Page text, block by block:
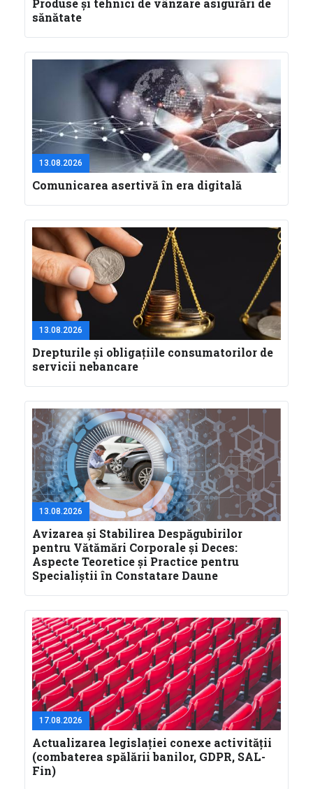
Produse și tehnici de vânzare asigurări de
sănătate
13.08.2026
Comunicarea asertivă în era digitală
13.08.2026
Drepturile și obligațiile consumatorilor de
servicii nebancare
13.08.2026
Avizarea și Stabilirea Despăgubirilor
pentru Vătămări Corporale și Deces:
Aspecte Teoretice și Practice pentru
Specialiștii în Constatare Daune
17.08.2026
Actualizarea legislaţiei conexe activităţii
(combaterea spălării banilor, GDPR, SAL-
Fin)